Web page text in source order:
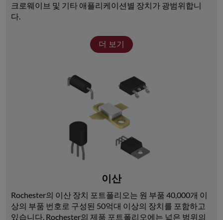
크로웨이브 및 기타 애플리케이션별 장치가 광범위합니
다.
더 보기
이산
Rochester의 이산 장치 포트폴리오는 원 부품 40,000개 이
상의 부품 번호로 구성된 50억대 이상의 장치를 포함하고
있습니다. Rochester의 제품 포트폴리오에는 넓은 범위의